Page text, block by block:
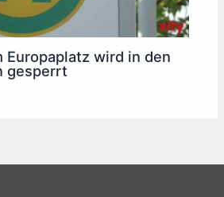
Europaplatz wird in den
gesperrt